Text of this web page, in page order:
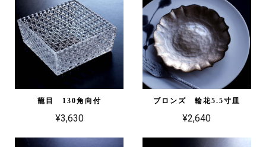
籠目 130角向付
¥3,630
ブロンズ 輪花5.5寸皿
¥2,640